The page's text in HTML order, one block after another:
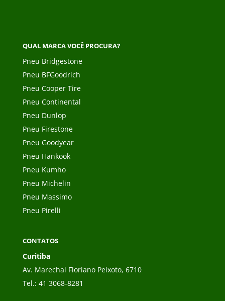
QUAL MARCA VOCÊ PROCURA?
Pneu Bridgestone
Pneu BFGoodrich
Pneu Cooper Tire
Pneu Continental
Pneu Dunlop
Pneu Firestone
Pneu Goodyear
Pneu Hankook
Pneu Kumho
Pneu Michelin
Pneu Massimo
Pneu Pirelli
CONTATOS
Curitiba
Av. Marechal Floriano Peixoto, 6710
Tel.: 41 3068-8281